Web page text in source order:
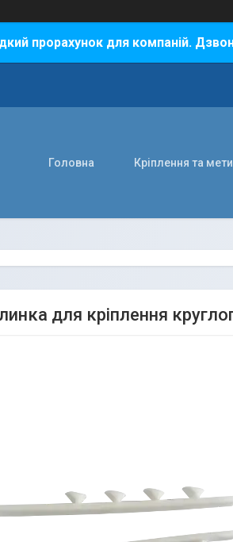
прорахунок для компаній.
Головна Кріплення та
для кріплення